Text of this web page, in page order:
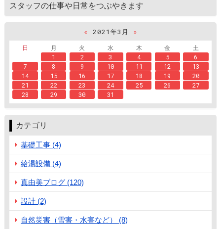
スタッフの仕事や日常をつぶやきます
« 2021年3月
»
日
月 火 水 木 金
土
1
2 3 4 5
6
7
8 9 10 11 12
13
14
15 16 17 18 19
20
21
22 23 24 25 26
27
28
29 30 31
カテゴリ
基礎工事 (4)
給湯設備 (4)
真由美ブログ (120)
設計 (2)
自然災害（雪害・水害など） (8)